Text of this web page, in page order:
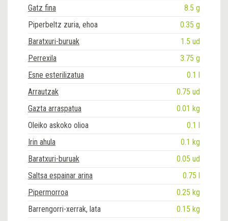
Gatz fina
8.5 g
Piperbeltz zuria, ehoa
0.35 g
Baratxuri-buruak
1.5 ud
Perrexila
3.75 g
Esne esterilizatua
0.1 l
Arrautzak
0.75 ud
Gazta arraspatua
0.01 kg
Oleiko askoko olioa
0.1 l
Irin ahula
0.1 kg
Baratxuri-buruak
0.05 ud
Saltsa espainar arina
0.75 l
Pipermorroa
0.25 kg
Barrengorri-xerrak, lata
0.15 kg